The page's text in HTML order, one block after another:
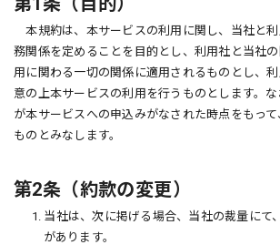
本規約は、本サービスの利用に関し、当社と
務関係を定めることを目的とし、利用社と当社
用に関わる一切の関係に適用されるものとし、
意の上本サービスの利用を行うものとします。
が本サービスへの申込みがなされた時点をもっ
ものとみなします。
第2条（約款の変更）
1. 当社は、次に掲げる場合、当社の裁量にて
があります。